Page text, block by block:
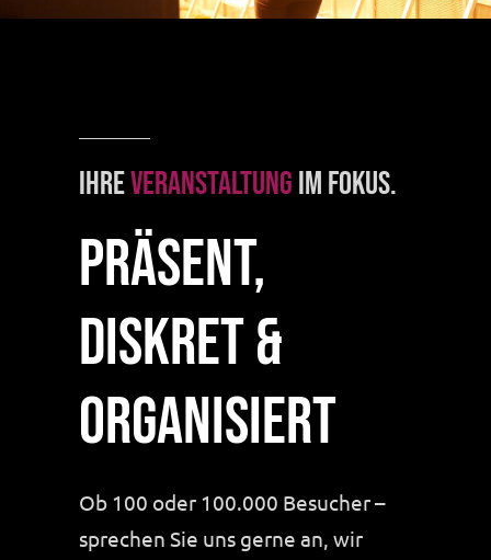
IhreVeranstaltungim Fokus.
Präsent,
diskret &
organisiert
Ob 100 oder 100.000 Besucher –
sprechen Sie uns gerne an, wir